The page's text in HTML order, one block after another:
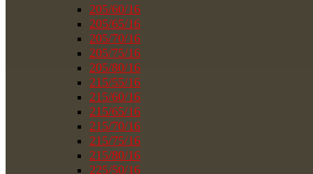
205/60/16
205/65/16
205/70/16
205/75/16
205/80/16
215/55/16
215/60/16
215/65/16
215/70/16
215/75/16
215/80/16
225/50/16